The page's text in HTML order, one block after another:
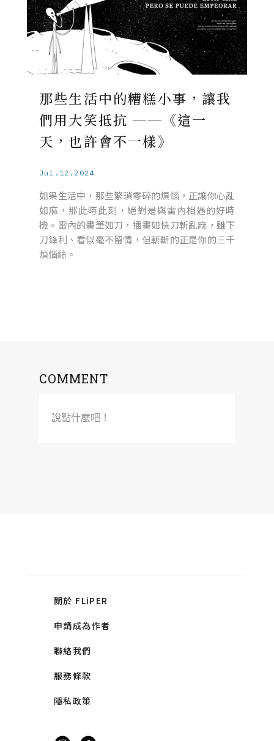
那些生活中的糟糕小事，讓我
們用大笑抵抗 ──《這一
天，也許會不一樣》
Jul.12.2024
如果生活中，那些繁瑣零碎的煩惱，正讓你心亂
如麻，那此時此刻，絕對是與雷內相遇的好時
機。雷內的畫筆如刀，插畫如快刀斬亂麻，雖下
刀鋒利、看似毫不留情，但斬斷的正是你的三千
煩惱絲。
COMMENT
說點什麼吧！
關於 FLiPER
申請成為作者
聯絡我們
服務條款
隱私政策